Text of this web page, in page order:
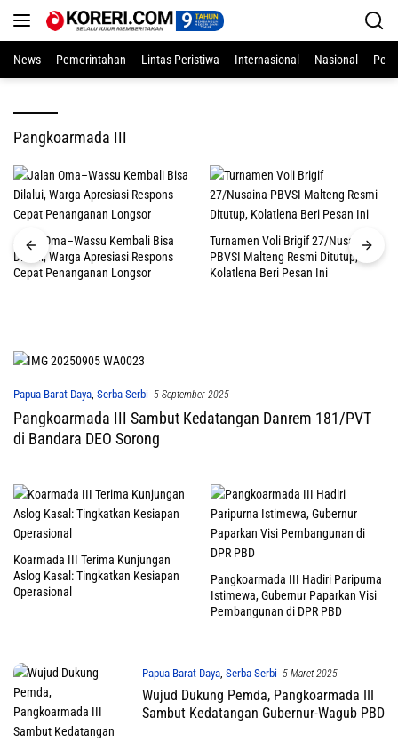
News
Pemerintahan Lintas Peristiwa Internasional Nasional
Pangkoarmada III
Jalan Oma–Wassu Kembali Bisa
Dilalui, Warga Apresiasi Respons
Cepat Penanganan Longsor
Turnamen Voli Brigif 27/Nusaina-
PBVSI Malteng Resmi Ditutup,
Kolatlena Beri Pesan Ini
Papua Barat Daya, Serba-Serbi 5 September 2025
Pangkoarmada III Sambut Kedatangan Danrem 181/PVT
di Bandara DEO Sorong
Koarmada III Terima Kunjungan
Aslog Kasal: Tingkatkan Kesiapan
Operasional
Pangkoarmada III Hadiri Paripurna
Istimewa, Gubernur Paparkan Visi
Pembangunan di DPR PBD
Papua Barat Daya, Serba-Serbi 5 Maret 2025
Wujud Dukung Pemda, Pangkoarmada III
Sambut Kedatangan Gubernur-Wagub PBD